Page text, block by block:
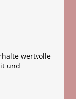
wertvolle
und